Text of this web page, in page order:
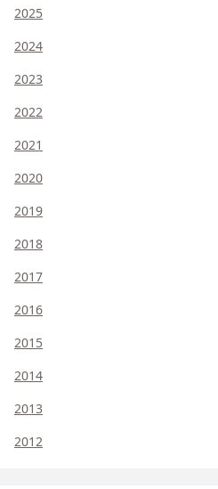
2025
2024
2023
2022
2021
2020
2019
2018
2017
2016
2015
2014
2013
2012